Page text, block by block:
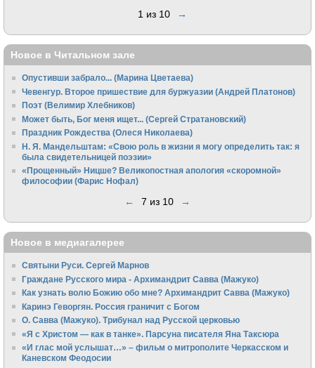
1 из 10 →
Новое в Читальном зале
Опустивши забрало... (Марина Цветаева)
Чевенгур. Второе пришествие для буржуазии (Андрей Платонов)
Поэт (Велимир Хлебников)
Может быть, Бог меня ищет... (Сергей Стратановский)
Праздник Рождества (Олеся Николаева)
Н. Я. Мандельштам: «Свою pоль в жизни я могу опpеделить так: я
была свидетельницей поэзии»
«Прощенный» Ницше? Великопостная апология «скоромной»
философии (Фарис Нофал)
← 7 из 10 →
Новое в медиагалерее
Святыни Руси. Сергей Марнов
Граждане Русского мира - Архимандрит Савва (Мажуко)
Как узнать волю Божию обо мне? Архимандрит Савва (Мажуко)
Каринэ Геворгян. Россия граничит с Богом
О. Савва (Мажуко). Трибунал над Русской церковью
«Я с Христом — как в танке». Парсуна писателя Яна Таксюра
«И глас мой услышат…» – фильм о митрополите Черкасском и
Каневском Феодосии